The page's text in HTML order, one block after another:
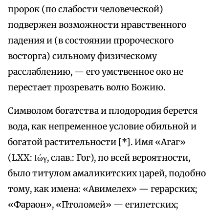
пророк (по слабости человеческой)
подвержен возможности нравственного
падения и (в состоянии пророческого
восторга) сильному физическому
расслаблению, — его умственное око не
перестает прозревать волю Божию.
Символом богатства и плодородия берется
вода, как непременное условие обильной и
богатой растительности [*]. Имя «Агаг»
(LXX: Ιώγ, слав.: Гог), по всей вероятности,
было титулом амаликитских царей, подобно
тому, как имена: «Авимелех» — герарских;
«Фараон», «Птоломей» — египетских;